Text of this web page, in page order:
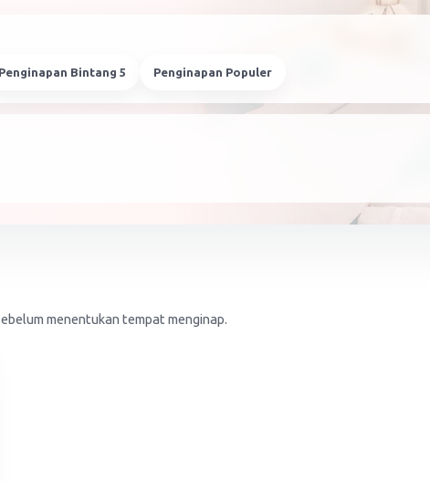
Penginapan Bintang 5 Penginapan Populer
menentukan tempat menginap.